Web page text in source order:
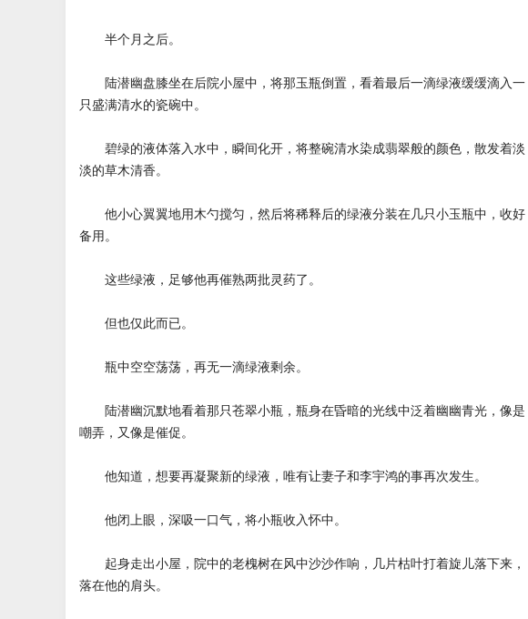
半个月之后。
陆潜幽盘膝坐在后院小屋中，将那玉瓶倒置，看着最后一滴绿液缓缓滴入一
只盛满清水的瓷碗中。
碧绿的液体落入水中，瞬间化开，将整碗清水染成翡翠般的颜色，散发着淡
淡的草木清香。
他小心翼翼地用木勺搅匀，然后将稀释后的绿液分装在几只小玉瓶中，收好
备用。
这些绿液，足够他再催熟两批灵药了。
但也仅此而已。
瓶中空空荡荡，再无一滴绿液剩余。
陆潜幽沉默地看着那只苍翠小瓶，瓶身在昏暗的光线中泛着幽幽青光，像是
嘲弄，又像是催促。
他知道，想要再凝聚新的绿液，唯有让妻子和李宇鸿的事再次发生。
他闭上眼，深吸一口气，将小瓶收入怀中。
起身走出小屋，院中的老槐树在风中沙沙作响，几片枯叶打着旋儿落下来，
落在他的肩头。